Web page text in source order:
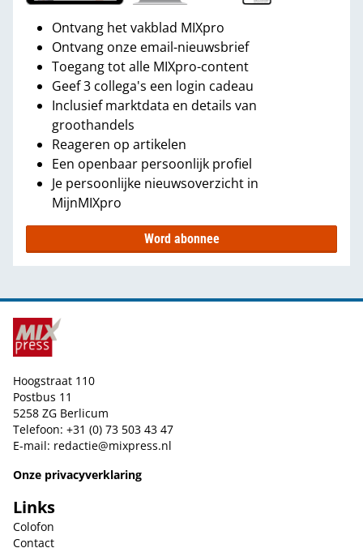
Ontvang het vakblad MIXpro
Ontvang onze email-nieuwsbrief
Toegang tot alle MIXpro-content
Geef 3 collega's een login cadeau
Inclusief marktdata en details van
groothandels
Reageren op artikelen
Een openbaar persoonlijk profiel
Je persoonlijke nieuwsoverzicht in
MijnMIXpro
Word abonnee
Hoogstraat 110
Postbus 11
5258 ZG Berlicum
Telefoon: +31 (0) 73 503 43 47
E-mail: redactie@mixpress.nl
Onze privacyverklaring
Links
Colofon
Contact